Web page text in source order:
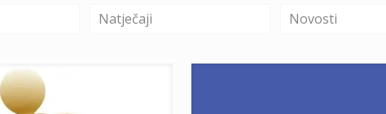
Natječaji Novosti